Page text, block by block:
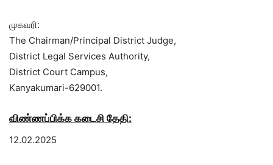
முகவரி:
The Chairman/Principal District Judge,
District Legal Services Authority,
District Court Campus,
Kanyakumari-629001.
விண்ணப்பிக்க கடைசி தேதி:
12.02.2025